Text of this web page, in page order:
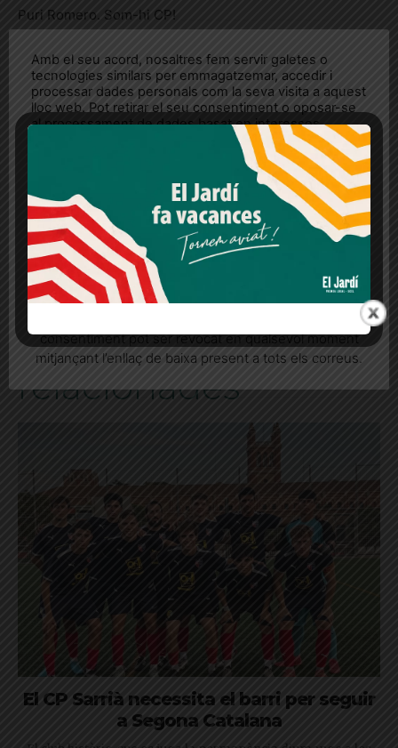
Puri Romero. Som-hi CP!
ETIQUETES CP Sarrià dona
futbol femeni
igualtat de gènere
[adrotate banner="28"]
ARA, TAMBÉ ENS POTS
SEGUIR A BLUESKY!
Notícies
relacionades
El CP Sarrià necessita el barri per seguir
a Segona Catalana
Amb el seu acord, nosaltres fem servir galetes o
tecnologies similars per emmagatzemar, accedir i
processar dades personals com la seva visita a aquest
lloc web. Pot retirar el seu consentiment o oposar-se
al processament de dades basat en interessos
legítims en qualsevol moment fent clic a "Ajustos de
cookies" o a la nostra Política de privacitat en aquest
lloc web. Si cliques "acceptar" dones el teu
Més informació Acceptar Rebutjar tot
Quan l’usuari crea un compte al Diari el Jardí, dona el
seu consentiment explícit per rebre comunicacions
consentiment pot ser revocat en qualsevol moment
mitjançant l’enllaç de baixa present a tots els correus.